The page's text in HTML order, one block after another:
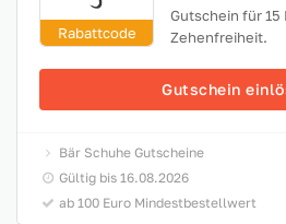
Rabattcode
Gutschein für 15
Zehenfreiheit.
Gutschein
Bär Schuhe Gutscheine
Gültig bis 16.08.2026
ab 100 Euro Mindestbestellwert